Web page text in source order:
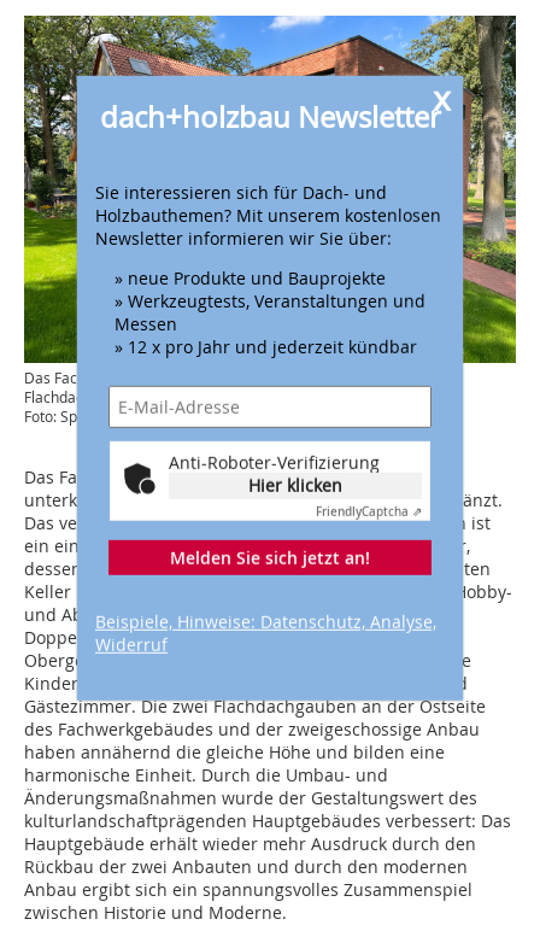
Das Fachwerkhaus wurde durch einen zweigeschossigen
Flachdachanbau ergänzt
Foto: Spooren Architekten
Das Fachwerkhaus wurde durch einen modernen und
unterkellerten, zweigeschossigen Flachdachanbau ergänzt.
Das verbindende Glied zwischen den zwei Baukörpern ist
ein eingerückter, eingeschossiger Flachdachbaukörper,
dessen Dach als Dachterrasse genutzt wird. Im beheizten
Keller befinden sich der Haustechnikraum sowie der Hobby-
und Abstellraum. Im Erdgeschoss befinden sich eine
Doppelgarage und ein weiterer Abstellraum, im
Obergeschoss zwei Gäste- beziehungsweise zukünftige
Kinderzimmer, ein Badezimmer sowie ein Arbeits- und
Gästezimmer. Die zwei Flachdachgauben an der Ostseite
des Fachwerkgebäudes und der zweigeschossige Anbau
haben annähernd die gleiche Höhe und bilden eine
harmonische Einheit. Durch die Umbau- und
Änderungsmaßnahmen wurde der Gestaltungswert des
kulturlandschaftprägenden Hauptgebäudes verbessert: Das
Hauptgebäude erhält wieder mehr Ausdruck durch den
Rückbau der zwei Anbauten und durch den modernen
Anbau ergibt sich ein spannungsvolles Zusammenspiel
zwischen Historie und Moderne.
x
dach+holzbau Newsletter
Sie interessieren sich für Dach- und
Holzbauthemen? Mit unserem kostenlosen
Newsletter informieren wir Sie über:
» neue Produkte und Bauprojekte
» Werkzeugtests, Veranstaltungen und
Messen
» 12 x pro Jahr und jederzeit kündbar
Anti-Roboter-Verifizierung
Hier klicken
FriendlyCaptcha ⇗
Melden Sie sich jetzt an!
Beispiele, Hinweise: Datenschutz, Analyse,
Widerruf